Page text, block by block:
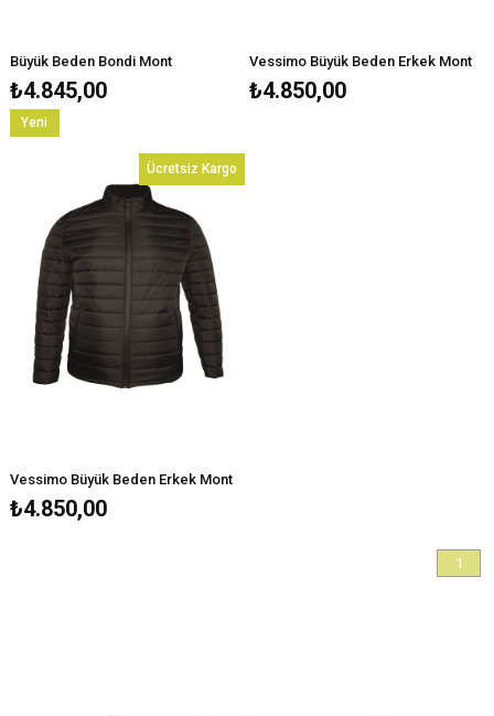
Büyük Beden Bondi Mont
₺4.845,00
Vessimo Büyük Beden Erkek Mont
₺4.850,00
Vessimo Büyük Beden Erkek Mont
₺4.850,00
Ücretsiz Kargo
Yeni
1